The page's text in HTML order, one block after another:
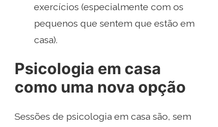
exercícios (especialmente com os
pequenos que sentem que estão em
casa).
Psicologia em casa
como uma nova opção
Sessões de psicologia em casa são, sem